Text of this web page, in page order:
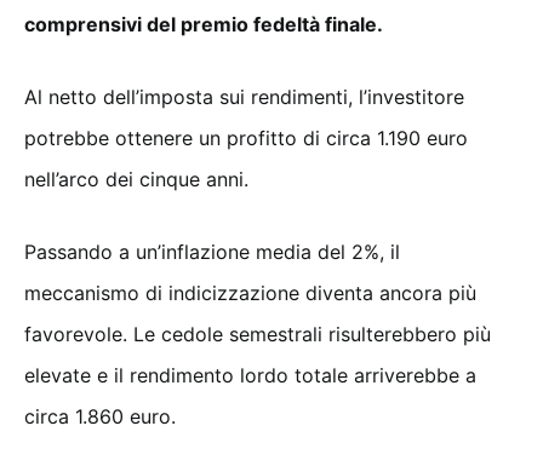
comprensivi del premio fedeltà finale.
Al netto dell’imposta sui rendimenti, l’investitore
potrebbe ottenere un profitto di circa 1.190 euro
nell’arco dei cinque anni.
Passando a un’inflazione media del 2%, il
meccanismo di indicizzazione diventa ancora più
favorevole. Le cedole semestrali risulterebbero più
elevate e il rendimento lordo totale arriverebbe a
circa 1.860 euro.